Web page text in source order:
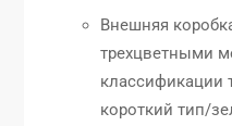
Внешняя
трехцветными
классификации
короткий тип/